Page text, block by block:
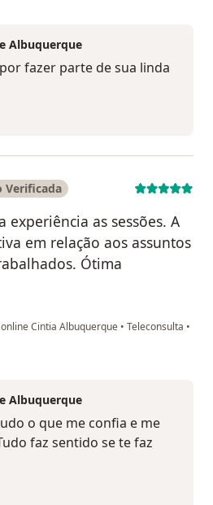
Albuquerque
fazer parte de sua linda
Verificada
experiência as sessões. A
em relação aos assuntos
Ótima
Cintia Albuquerque • Teleconsulta •
Albuquerque
o que me confia e me
faz sentido se te faz